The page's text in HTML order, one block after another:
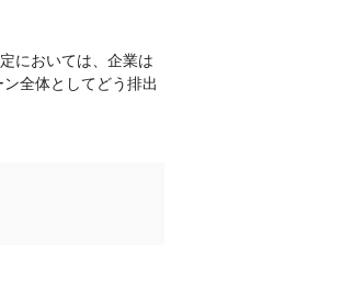
においては、企業は
全体としてどう排出